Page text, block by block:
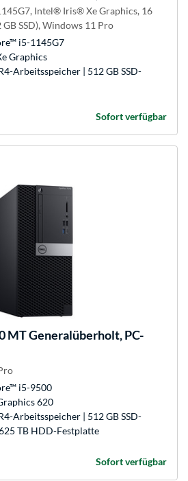
Intel® Iris® Xe Graphics, 16
SSD), Windows 11 Pro
i5-1145G7
Graphics
Arbeitsspeicher | 512 GB SSD-
Sofort verfügbar
MT Generalüberholt, PC-
i5-9500
620
Arbeitsspeicher | 512 GB SSD-
TB HDD-Festplatte
Sofort verfügbar